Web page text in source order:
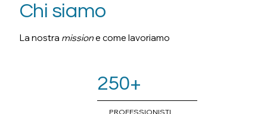
Chi siamo
250+
PROFESSIONISTI,
La nostra missione come lavoriamo